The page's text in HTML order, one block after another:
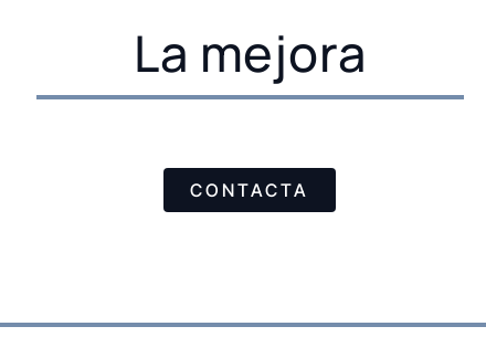
La mejora
CONTACTA